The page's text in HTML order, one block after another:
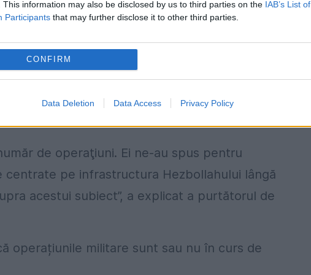
This information may also be disclosed by us to third parties on the IAB’s List of
Participants that may further disclose it to other third parties.
CONFIRM
Data Deletion Data Access Privacy Policy
a fost furnizată de presa internațională, luni
Statele Unite că intenţionează să întreprindă
de Stat american.
de operaţiuni. Ei ne-au spus pentru
pe infrastructura Hezbollahului lângă
acestui subiect”, a explicat a purtătorul de
operațiunile militare sunt sau nu în curs de